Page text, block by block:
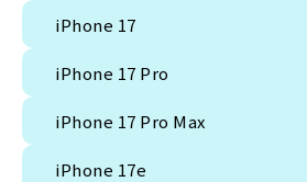
iPhone 17
iPhone 17 Pro
iPhone 17 Pro Max
iPhone 17e